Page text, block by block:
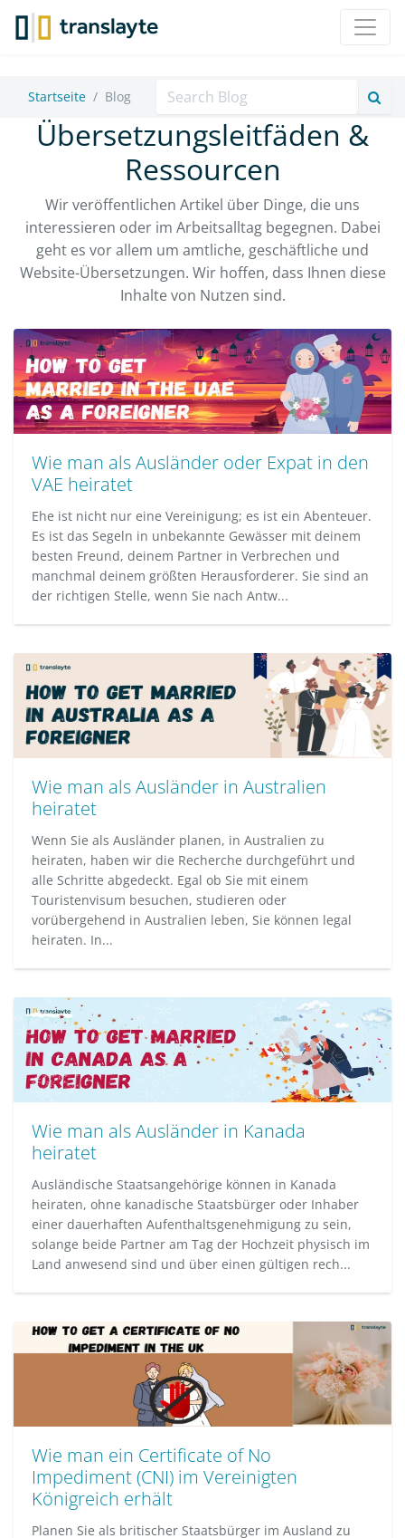
Startseite Blog Suche
Übersetzungsleitfäden &
Ressourcen
Wir veröffentlichen Artikel über Dinge, die uns
interessieren oder im Arbeitsalltag begegnen. Dabei
geht es vor allem um amtliche, geschäftliche und
Website-Übersetzungen. Wir hoffen, dass Ihnen diese
Inhalte von Nutzen sind.
Wie man als Ausländer oder Expat in den
VAE heiratet
Ehe ist nicht nur eine Vereinigung; es ist ein Abenteuer.
Es ist das Segeln in unbekannte Gewässer mit deinem
besten Freund, deinem Partner in Verbrechen und
manchmal deinem größten Herausforderer. Sie sind an
der richtigen Stelle, wenn Sie nach Antw...
Wie man als Ausländer in Australien
heiratet
Wenn Sie als Ausländer planen, in Australien zu
heiraten, haben wir die Recherche durchgeführt und
alle Schritte abgedeckt. Egal ob Sie mit einem
Touristenvisum besuchen, studieren oder
vorübergehend in Australien leben, Sie können legal
heiraten. In...
Wie man als Ausländer in Kanada
heiratet
Ausländische Staatsangehörige können in Kanada
heiraten, ohne kanadische Staatsbürger oder Inhaber
einer dauerhaften Aufenthaltsgenehmigung zu sein,
solange beide Partner am Tag der Hochzeit physisch im
Land anwesend sind und über einen gültigen rech...
Wie man ein Certificate of No
Impediment (CNI) im Vereinigten
Königreich erhält
Planen Sie als britischer Staatsbürger im Ausland zu